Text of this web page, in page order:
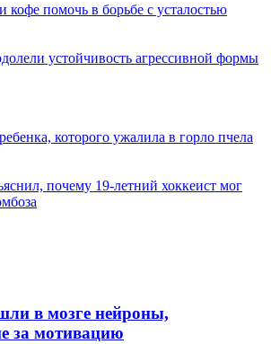
кофе помочь в борьбе с усталостью
устойчивость агрессивной формы
которого ужалила в горло пчела
почему 19-летний хоккеист мог
в мозге нейроны,
за мотивацию